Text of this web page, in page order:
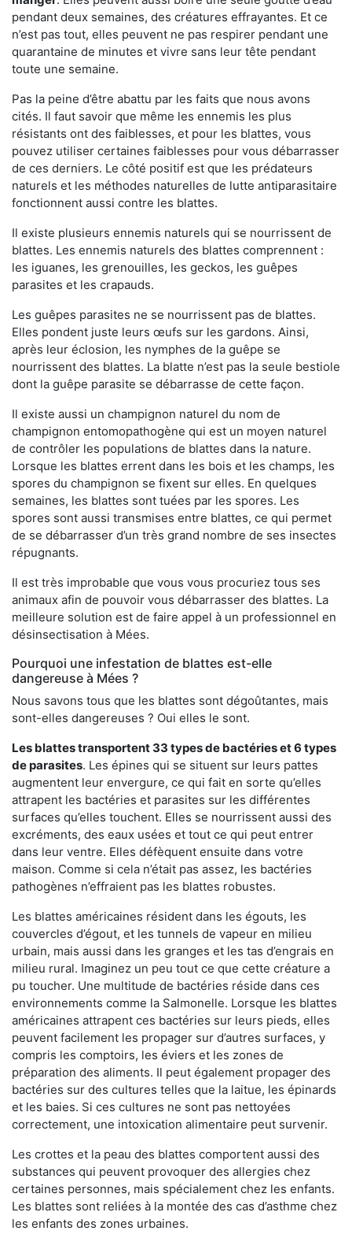
pendant deux semaines, des créatures effrayantes. Et ce
n’est pas tout, elles peuvent ne pas respirer pendant une
quarantaine de minutes et vivre sans leur tête pendant
toute une semaine.
Pas la peine d’être abattu par les faits que nous avons
cités. Il faut savoir que même les ennemis les plus
résistants ont des faiblesses, et pour les blattes, vous
pouvez utiliser certaines faiblesses pour vous débarrasser
de ces derniers. Le côté positif est que les prédateurs
naturels et les méthodes naturelles de lutte antiparasitaire
fonctionnent aussi contre les blattes.
Il existe plusieurs ennemis naturels qui se nourrissent de
blattes. Les ennemis naturels des blattes comprennent :
les iguanes, les grenouilles, les geckos, les guêpes
parasites et les crapauds.
Les guêpes parasites ne se nourrissent pas de blattes.
Elles pondent juste leurs œufs sur les gardons. Ainsi,
après leur éclosion, les nymphes de la guêpe se
nourrissent des blattes. La blatte n’est pas la seule bestiole
dont la guêpe parasite se débarrasse de cette façon.
Il existe aussi un champignon naturel du nom de
champignon entomopathogène qui est un moyen naturel
de contrôler les populations de blattes dans la nature.
Lorsque les blattes errent dans les bois et les champs, les
spores du champignon se fixent sur elles. En quelques
semaines, les blattes sont tuées par les spores. Les
spores sont aussi transmises entre blattes, ce qui permet
de se débarrasser d’un très grand nombre de ses insectes
répugnants.
Il est très improbable que vous vous procuriez tous ses
animaux afin de pouvoir vous débarrasser des blattes. La
meilleure solution est de faire appel à un professionnel en
désinsectisation à Mées.
Pourquoi une infestation de blattes est-elle
dangereuse à Mées ?
Nous savons tous que les blattes sont dégoûtantes, mais
sont-elles dangereuses ? Oui elles le sont.
Les blattes transportent 33 types de bactéries et 6 types
de parasites. Les épines qui se situent sur leurs pattes
augmentent leur envergure, ce qui fait en sorte qu’elles
attrapent les bactéries et parasites sur les différentes
surfaces qu’elles touchent. Elles se nourrissent aussi des
excréments, des eaux usées et tout ce qui peut entrer
dans leur ventre. Elles défèquent ensuite dans votre
maison. Comme si cela n’était pas assez, les bactéries
pathogènes n’effraient pas les blattes robustes.
Les blattes américaines résident dans les égouts, les
couvercles d’égout, et les tunnels de vapeur en milieu
urbain, mais aussi dans les granges et les tas d’engrais en
milieu rural. Imaginez un peu tout ce que cette créature a
pu toucher. Une multitude de bactéries réside dans ces
environnements comme la Salmonelle. Lorsque les blattes
américaines attrapent ces bactéries sur leurs pieds, elles
peuvent facilement les propager sur d’autres surfaces, y
compris les comptoirs, les éviers et les zones de
préparation des aliments. Il peut également propager des
bactéries sur des cultures telles que la laitue, les épinards
et les baies. Si ces cultures ne sont pas nettoyées
correctement, une intoxication alimentaire peut survenir.
Les crottes et la peau des blattes comportent aussi des
substances qui peuvent provoquer des allergies chez
certaines personnes, mais spécialement chez les enfants.
Les blattes sont reliées à la montée des cas d’asthme chez
les enfants des zones urbaines.